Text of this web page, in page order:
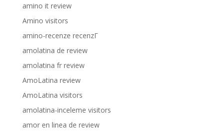
amino it review
Amino visitors
amino-recenze recenzГ­
amolatina de review
amolatina fr review
AmoLatina review
AmoLatina visitors
amolatina-inceleme visitors
amor en linea de review